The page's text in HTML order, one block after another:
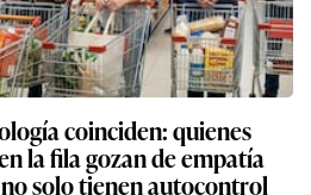
coinciden: quienes
la fila gozan de empatía
solo tienen autocontrol